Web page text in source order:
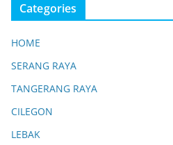
Categories
HOME
SERANG RAYA
TANGERANG RAYA
CILEGON
LEBAK